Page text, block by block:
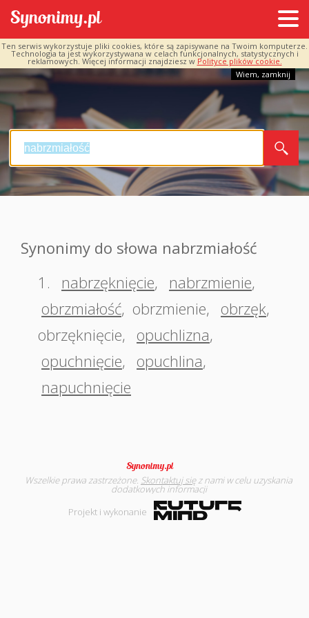
Ten serwis wykorzystuje pliki cookies, które są zapisywane na Twoim komputerze.
Technologia ta jest wykorzystywana w celach funkcjonalnych, statystycznych i
reklamowych. Więcej informacji znajdziesz w Polityce plików cookie.
Wiem, zamknij
Synonimy do słowa nabrzmiałość
1.
nabrzęknięcie, nabrzmienie,
obrzmiałość, obrzmienie, obrzęk,
obrzęknięcie, opuchlizna,
opuchnięcie, opuchlina,
napuchnięcie
Wszelkie prawa zastrzeżone. Skontaktuj sięz nami w celu uzyskania
dodatkowych informacji
Projekt i wykonanie